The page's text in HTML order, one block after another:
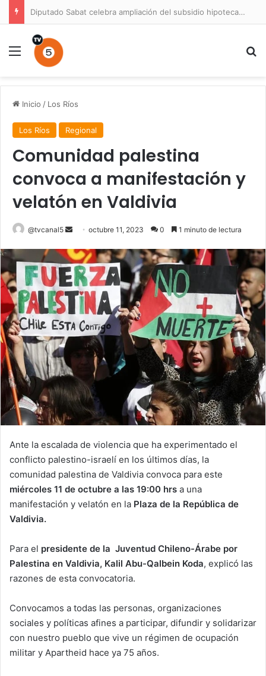
Diputado Sabat celebra ampliación del subsidio hipotecario con viviendas de hasta 6.000 UF
Menú
Inicio / Los Ríos
Los Ríos Regional
Comunidad palestina
convoca a manifestación y
velatón en Valdivia
@tvcanal5
Send
email
octubre 11, 2023 0 1 minuto de lectura
Ante la escalada de violencia que ha experimentado el
conflicto palestino-israelí en los últimos días, la
comunidad palestina de Valdivia convoca para este
miércoles 11 de octubre a las 19:00 hrs a una
manifestación y velatón en la Plaza de la República de
Valdivia.
Para el presidente de la Juventud Chileno-Árabe por
Palestina en Valdivia, Kalil Abu-Qalbein Koda, explicó las
razones de esta convocatoria.
Convocamos a todas las personas, organizaciones
sociales y políticas afines a participar, difundir y solidarizar
con nuestro pueblo que vive un régimen de ocupación
militar y Apartheid hace ya 75 años.